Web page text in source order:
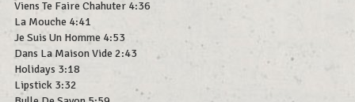
Viens Te Faire Chahuter 4:36
La Mouche 4:41
Je Suis Un Homme 4:53
Dans La Maison Vide 2:43
Holidays 3:18
Lipstick 3:32